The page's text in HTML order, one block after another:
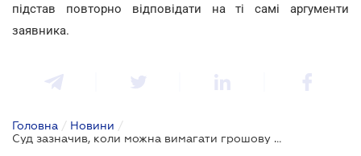
підстав повторно відповідати на ті самі аргументи
заявника.
Головна / Новини /
Суд зазначив, коли можна вимагати грошову компенсацію спадкової частини земельної ділянки